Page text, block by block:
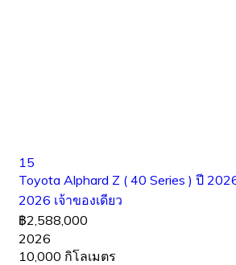
15
Toyota Alphard Z ( 40 Series ) ปี
2026 เจ้าของเดียว
฿2,588,000
2026
10,000 กิโลเมตร